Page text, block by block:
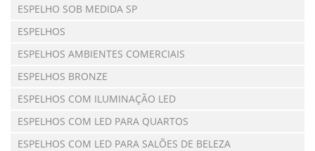
ESPELHO SOB MEDIDA SP
ESPELHOS
ESPELHOS AMBIENTES COMERCIAIS
ESPELHOS BRONZE
ESPELHOS COM ILUMINAÇÃO LED
ESPELHOS COM LED PARA QUARTOS
ESPELHOS COM LED PARA SALÕES DE BELEZA